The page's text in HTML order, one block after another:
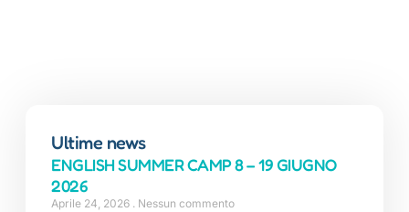
Ultime news
ENGLISH SUMMER CAMP 8 – 19 GIUGNO
2026
Aprile 24, 2026 Nessun commento